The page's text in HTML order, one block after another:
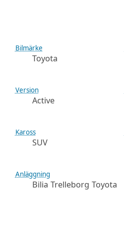
Bilmärke
Toyota
Version
Active
Kaross
SUV
Anläggning
Bilia Trelleborg Toyota